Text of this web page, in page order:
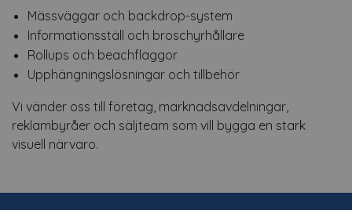
Mässväggar och backdrop-system
Informationsställ och broschyrhållare
Rollups och beachflaggor
Upphängningslösningar och tillbehör
Vi vänder oss till företag, marknadsavdelningar,
reklambyråer och säljteam som vill bygga en stark
visuell närvaro.